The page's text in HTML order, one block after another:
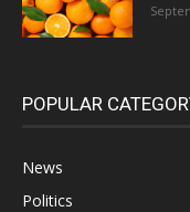
POPULAR
News
Politics